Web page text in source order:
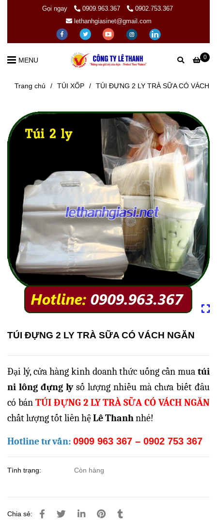
Gọi ngay 0909.963.367
0902.753.367
lethanhgiasinet@gmail.com
0
MENU
Trang chủ / TÚI XỐP / TÚI ĐỰNG 2 LY TRÀ SỮA CÓ VÁCH
TÚI ĐỰNG 2 LY TRÀ SỮA CÓ VÁCH NGĂN
Đại lý, cửa hàng kinh doanh thức uống cần mua túi
ni lông đựng lysố lượng nhiều mà chưa biết đâu
có bán TÚI ĐỰNG 2 LY TRÀ SỮA CÓ VÁCH NGĂN
chất lượng tốt liên hệLê Thanhnhé!
Hotline tư vấn: 0909 963 367 – 0902 753 367
Tình trạng: Còn hàng
Chia sẻ: